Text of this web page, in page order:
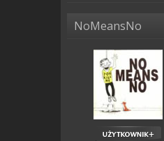
NoMeansNo